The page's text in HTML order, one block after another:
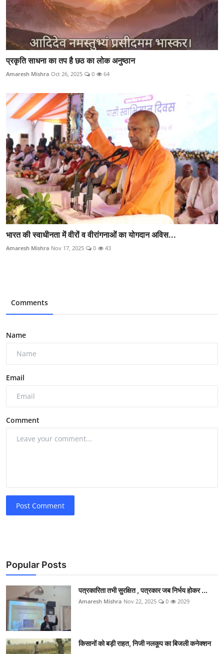
प्रकृति साधना का तप है छठ का लोक अनुष्ठान
Amaresh Mishra Oct 26, 2025 0 64
भारत की स्वाधीनता में वीरों व वीरांगनाओं का योगदान अविस...
Amaresh Mishra Nov 17, 2025 0 43
Comments
Name
Email
Comment
Post Comment
Popular Posts
पत्रकारिता तभी सुरक्षित , पत्रकार जब निर्भय होकर ...
Amaresh Mishra Nov 22, 2025 0 2029
किसानों को बड़ी राहत, निजी नलकूप का बिजली कनेक्शन